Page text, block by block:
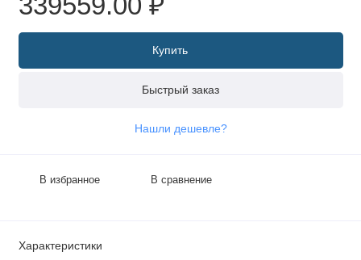
Купить
Быстрый заказ
Нашли дешевле?
В избранное В сравнение
Характеристики